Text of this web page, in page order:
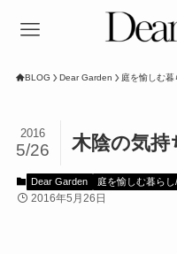
BLOG Dear Garden 庭を愉しむ
木陰の気持
2016
5/26
Dear Garden 庭を愉しむ暮ら
2016年5月26日